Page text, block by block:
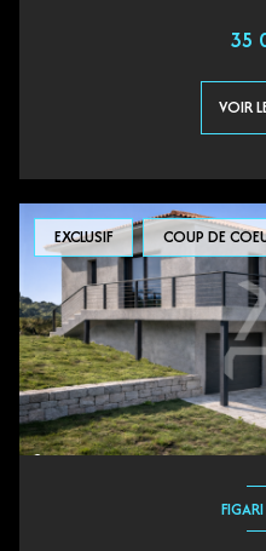
35
VOIR
EXCLUSIF COUP DE